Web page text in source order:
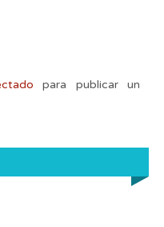
para publicar un